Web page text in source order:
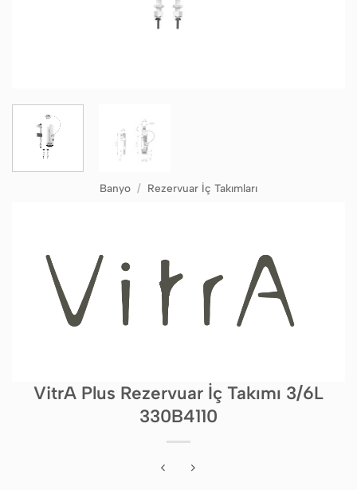
Banyo / Rezervuar İç Takımları
VitrA Plus Rezervuar İç Takımı 3/6L
330B4110